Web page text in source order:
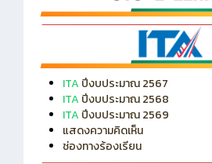
ITA ปีงบประมาณ 2567
ITA ปีงบประมาณ 2568
ITA ปีงบประมาณ 2569
แสดงความคิดเห็น
ช่องทางร้องเรียน